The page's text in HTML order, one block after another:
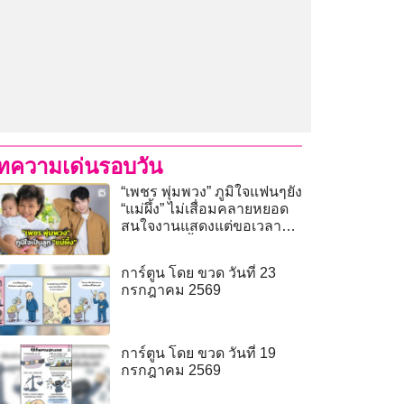
ความเด่นรอบวัน
“เพชร พุ่มพวง” ภูมิใจแฟนๆยัง
“แม่ผึ้ง” ไม่เสื่อมคลายหยอด
สนใจงานแสดงแต่ขอเวลา
การ์ตูน โดย ขวด วันที่ 23
กรกฎาคม 2569
การ์ตูน โดย ขวด วันที่ 19
กรกฎาคม 2569